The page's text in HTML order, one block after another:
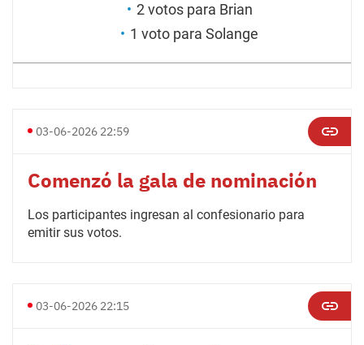
2 votos para Brian
1 voto para Solange
03-06-2026 22:59
Comenzó la gala de nominación
Los participantes ingresan al confesionario para
emitir sus votos.
03-06-2026 22:15